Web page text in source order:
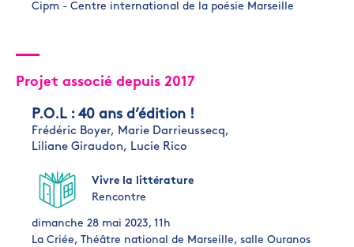
Cipm - Centre international de la poésie Marseille
Projet associé depuis 2017
P.O.L : 40 ans d’édition !
Frédéric Boyer, Marie Darrieussecq,
Liliane Giraudon, Lucie Rico
Vivre la littérature
Rencontre
dimanche 28 mai 2023, 11h
La Criée, Théâtre national de Marseille, salle Ouranos